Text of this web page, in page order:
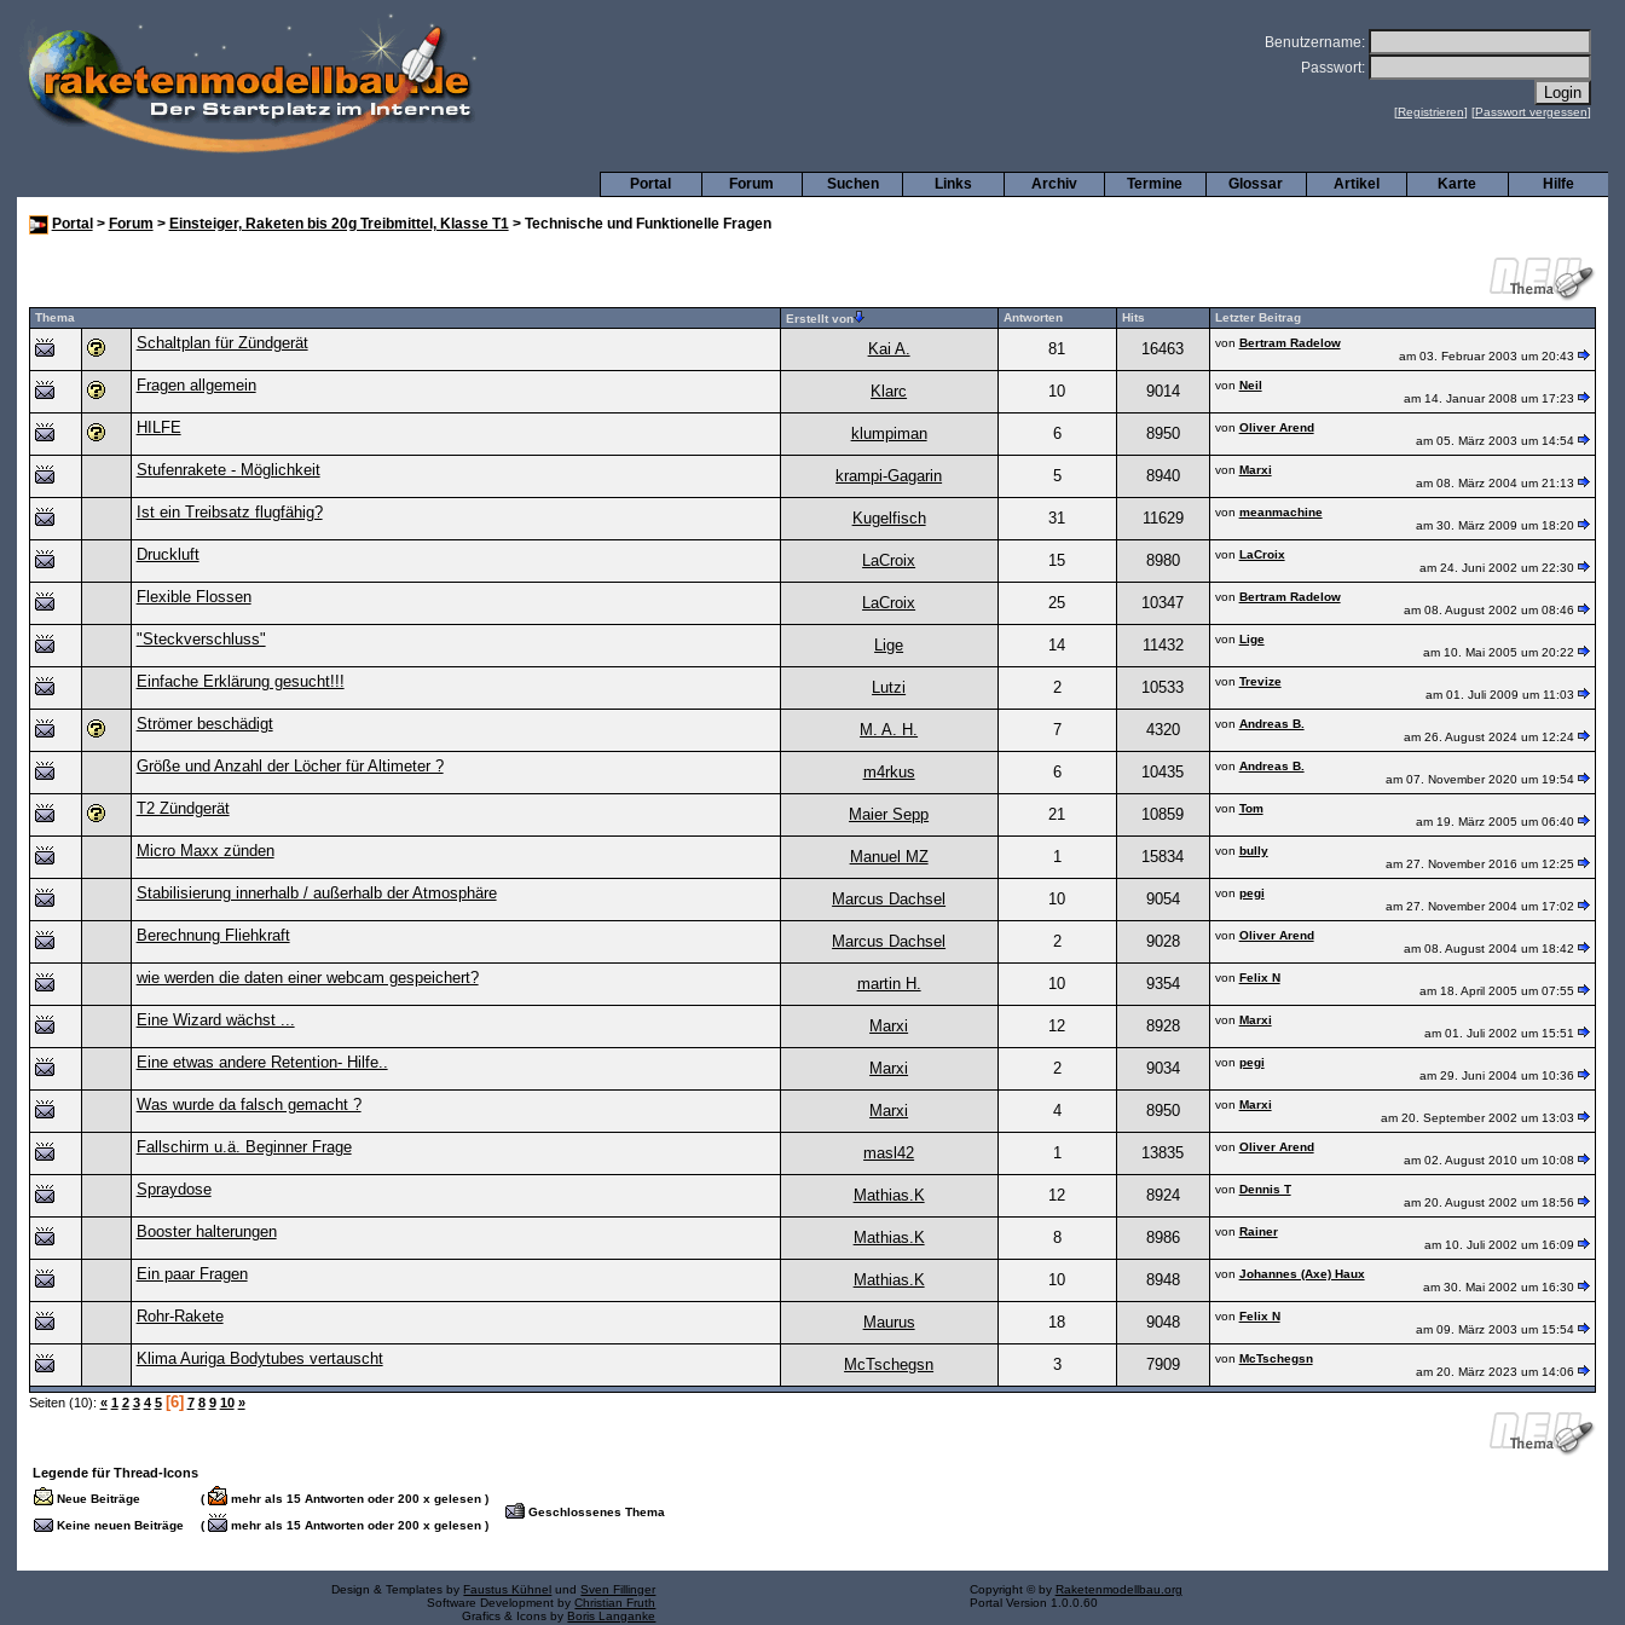
Benutzername:
Passwort:
[Registrieren] [Passwort vergessen]
Hilfe
Karte
Artikel
Glossar
Termine
Archiv
Links
Suchen
Forum
Portal
Portal > Forum > Einsteiger, Raketen bis 20g Treibmittel, Klasse T1> Technische und Funktionelle Fragen
Thema Erstellt von Antworten Hits Letzter Beitrag
Schaltplan für Zündgerät Kai A. 81 16463 von Bertram Radelow
am 03. Februar 2003 um 20:43
Fragen allgemein Klarc 10 9014 von Neil
am 14. Januar 2008 um 17:23
HILFE klumpiman 6 8950 von Oliver Arend
am 05. März 2003 um 14:54
Stufenrakete - Möglichkeit krampi-Gagarin 5 8940 von Marxi
am 08. März 2004 um 21:13
Ist ein Treibsatz flugfähig? Kugelfisch 31 11629 von meanmachine
am 30. März 2009 um 18:20
Druckluft LaCroix 15 8980 von LaCroix
am 24. Juni 2002 um 22:30
Flexible Flossen LaCroix 25 10347 von Bertram Radelow
am 08. August 2002 um 08:46
"Steckverschluss" Lige 14 11432 von Lige
am 10. Mai 2005 um 20:22
Einfache Erklärung gesucht!!! Lutzi 2 10533 von Trevize
am 01. Juli 2009 um 11:03
Strömer beschädigt M. A. H. 7 4320 von Andreas B.
am 26. August 2024 um 12:24
Größe und Anzahl der Löcher für Altimeter ? m4rkus 6 10435 von Andreas B.
am 07. November 2020 um 19:54
T2 Zündgerät Maier Sepp 21 10859 von Tom
am 19. März 2005 um 06:40
Micro Maxx zünden Manuel MZ 1 15834 von bully
am 27. November 2016 um 12:25
Stabilisierung innerhalb / außerhalb der Atmosphäre Marcus Dachsel 10 9054 von pegi
am 27. November 2004 um 17:02
Berechnung Fliehkraft Marcus Dachsel 2 9028 von Oliver Arend
am 08. August 2004 um 18:42
wie werden die daten einer webcam gespeichert? martin H. 10 9354 von Felix N
am 18. April 2005 um 07:55
Eine Wizard wächst ... Marxi 12 8928 von Marxi
am 01. Juli 2002 um 15:51
Eine etwas andere Retention- Hilfe.. Marxi 2 9034 von pegi
am 29. Juni 2004 um 10:36
Was wurde da falsch gemacht ? Marxi 4 8950 von Marxi
am 20. September 2002 um 13:03
Fallschirm u.ä. Beginner Frage masl42 1 13835 von Oliver Arend
am 02. August 2010 um 10:08
Spraydose Mathias.K 12 8924 von Dennis T
am 20. August 2002 um 18:56
Booster halterungen Mathias.K 8 8986 von Rainer
am 10. Juli 2002 um 16:09
Ein paar Fragen Mathias.K 10 8948 von Johannes (Axe) Haux
am 30. Mai 2002 um 16:30
Rohr-Rakete Maurus 18 9048 von Felix N
am 09. März 2003 um 15:54
Klima Auriga Bodytubes vertauscht McTschegsn 3 7909 von McTschegsn
am 20. März 2023 um 14:06
Seiten (10): « 1 2 3 4 5 [6] 7 8 9 10 »
Legende für Thread-Icons
Neue Beiträge (
mehr als 15 Antworten oder 200 x gelesen )
Geschlossenes Thema
Keine neuen Beiträge
( mehr als 15 Antworten oder 200 x gelesen )
Design & Templates by Faustus Kühnel undSven Fillinger
Software Development byChristian Fruth
Grafics & Icons by Boris Langanke
Copyright © by Raketenmodellbau.org
Portal Version 1.0.0.60